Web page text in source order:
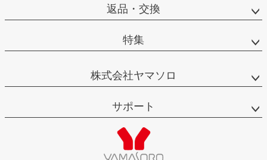
返品・交換
特集
株式会社ヤマソロ
サポート